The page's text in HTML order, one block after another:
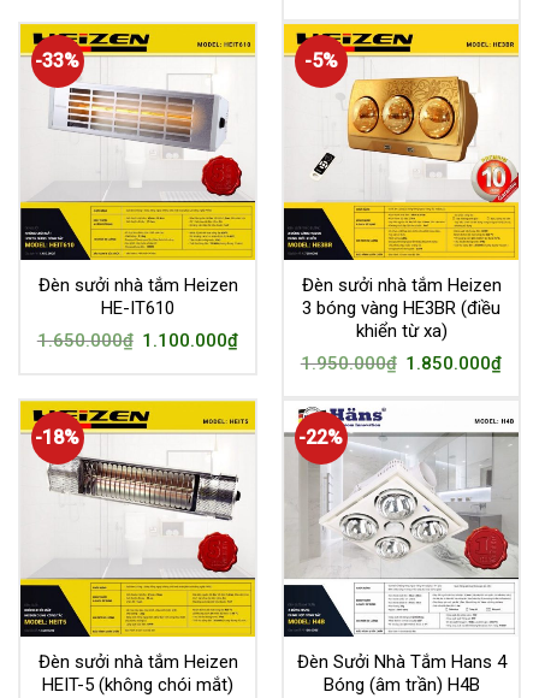
-33%
Đèn sưởi nhà tắm Heizen
HE-IT610
1.650.000₫ 1.100.000₫
-5%
Đèn sưởi nhà tắm Heizen
3 bóng vàng HE3BR (điều
khiển từ xa)
1.950.000₫ 1.850.000₫
-18%
Đèn sưởi nhà tắm Heizen
HEIT-5 (không chói mắt)
-22%
Đèn Sưởi Nhà Tắm Hans 4
Bóng (âm trần) H4B